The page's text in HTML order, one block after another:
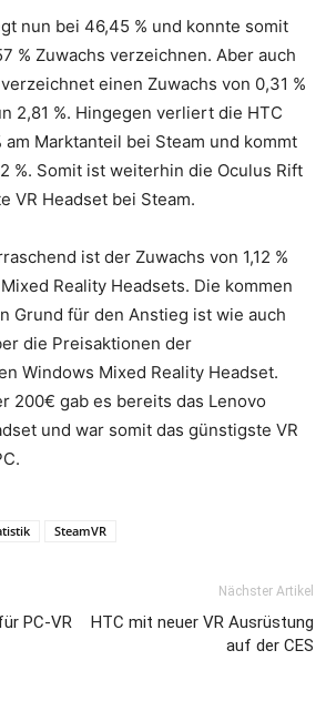
nun bei 46,45 % und konnte somit
% Zuwachs verzeichnen. Aber auch
einen Zuwachs von 0,31 %
2,81 %. Hingegen verliert die HTC
am Marktanteil bei Steam und kommt
%. Somit ist weiterhin die Oculus Rift
VR Headset bei Steam.
ist der Zuwachs von 1,12 %
Reality Headsets. Die kommen
Grund für den Anstieg ist wie auch
die Preisaktionen der
Windows Mixed Reality Headset.
200€ gab es bereits das Lenovo
und war somit das günstigste VR
SteamVR
PC-VR
Nächster Artikel
HTC mit neuer VR Ausrüstung
auf der CES